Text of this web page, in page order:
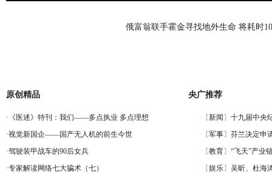
俄富翁联手霍金寻找地外生命 将耗时
原创精品
· 《医述》特刊：我们——多点执业 多点理想
·视觉新国企——国产无人机的前生今世
·驾驶装甲战车的90后女兵
·专家解读网络七大骗术（七）
央广推荐